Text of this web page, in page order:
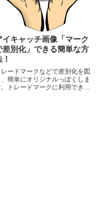
イキャッチ画像「マーク
差別化」できる簡単な方
レードマークなどで差別化を図
、簡単にオリジナルっぽくしま
トレードマークに利用できそ